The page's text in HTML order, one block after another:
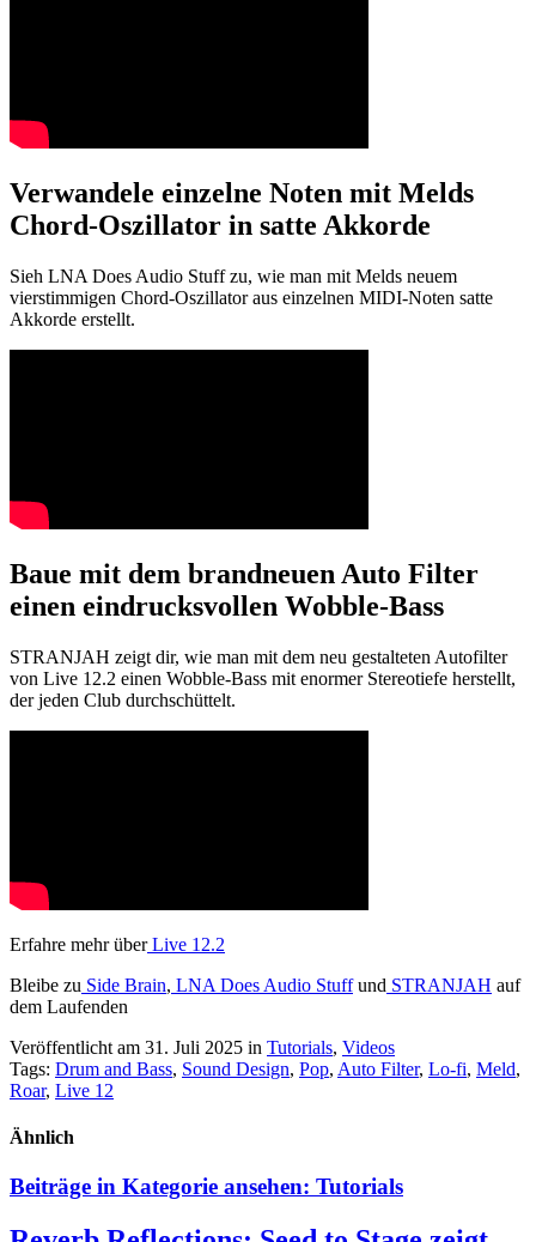
Verwandele einzelne Noten mit Melds
Chord-Oszillator in satte Akkorde
Sieh LNA Does Audio Stuff zu, wie man mit Melds neuem
vierstimmigen Chord-Oszillator aus einzelnen MIDI-Noten satte
Akkorde erstellt.
Baue mit dem brandneuen Auto Filter
einen eindrucksvollen Wobble-Bass
STRANJAH zeigt dir, wie man mit dem neu gestalteten Autofilter
von Live 12.2 einen Wobble-Bass mit enormer Stereotiefe herstellt,
der jeden Club durchschüttelt.
Erfahre mehr überLive 12.2
Bleibe zu Side Brain, LNA Does Audio Stuffund STRANJAH auf
dem Laufenden
Veröffentlicht am 31. Juli 2025 in Tutorials, Videos
Tags: Drum and Bass, Sound Design, Pop, Auto Filter, Lo-fi, Meld,
Roar, Live 12
Ähnlich
Beiträge in Kategorie ansehen: Tutorials